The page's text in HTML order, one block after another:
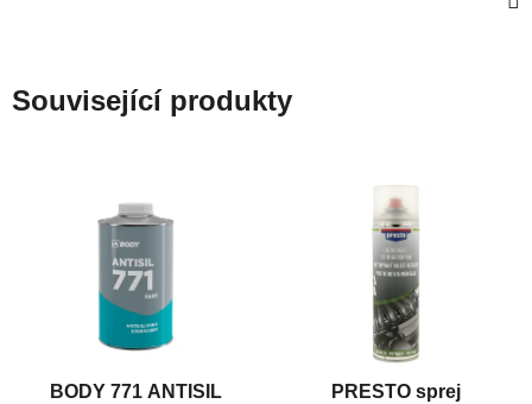
Související produkty
BODY 771 ANTISIL
PRESTO sprej